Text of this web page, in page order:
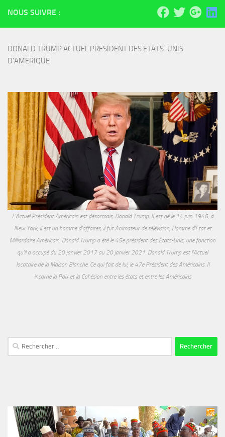
NOUS SUIVRE :
DONALD TRUMP ACTUEL PRESIDENT DES ETATS-UNIS
D'AMERIQUE
L'Actuel Président Américain est désormais, Donald Trump. Il est né le 14 juin 1946, à
New York, il est un homme d'affaires, il fut Animateur de télévision, Homme d'État et
Milliardaire Américain. Donald Trump a été le 45e président des États-Unis, une fonction
qu'il a occupé du 20 janvier 2017 au 20 janvier 2021. Donald Trump est l'Actuel
locataire de la Maison Blanche. Ce qui fait de lui, le 47e Président des Américains. Il
incarne la Paix et la Cohésion entre les états et entre les Américains
Rechercher :